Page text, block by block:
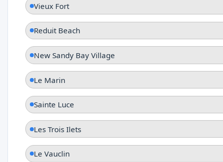
Vieux Fort
Reduit Beach
New Sandy Bay Village
Le Marin
Sainte Luce
Les Trois Ilets
Le Vauclin